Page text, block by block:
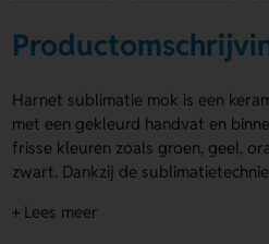
Harnet sublimatie mok is een
met een gekleurd handvat en
frisse kleuren zoals groen, geel,
zwart. Dankzij de
Ook individuele personalisatie is
+ Lees meer